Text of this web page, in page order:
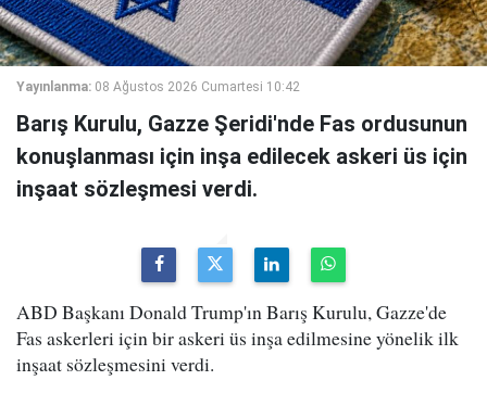
Yayınlanma: 08 Ağustos 2026 Cumartesi 10:42
Barış Kurulu, Gazze Şeridi'nde Fas ordusunun
konuşlanması için inşa edilecek askeri üs için
inşaat sözleşmesi verdi.
ABD Başkanı Donald Trump'ın Barış Kurulu, Gazze'de
Fas askerleri için bir askeri üs inşa edilmesine yönelik ilk
inşaat sözleşmesini verdi.